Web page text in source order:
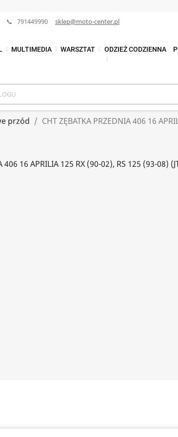
📞 791449990 sklep@moto-center.pl
MULTIMEDIA WARSZTAT
ODZIEŻ CODZIENNA
przód CHT ZĘBATKA PRZEDNIA 406 16
406 16 APRILIA 125 RX (90-02), RS 125 (93-08)